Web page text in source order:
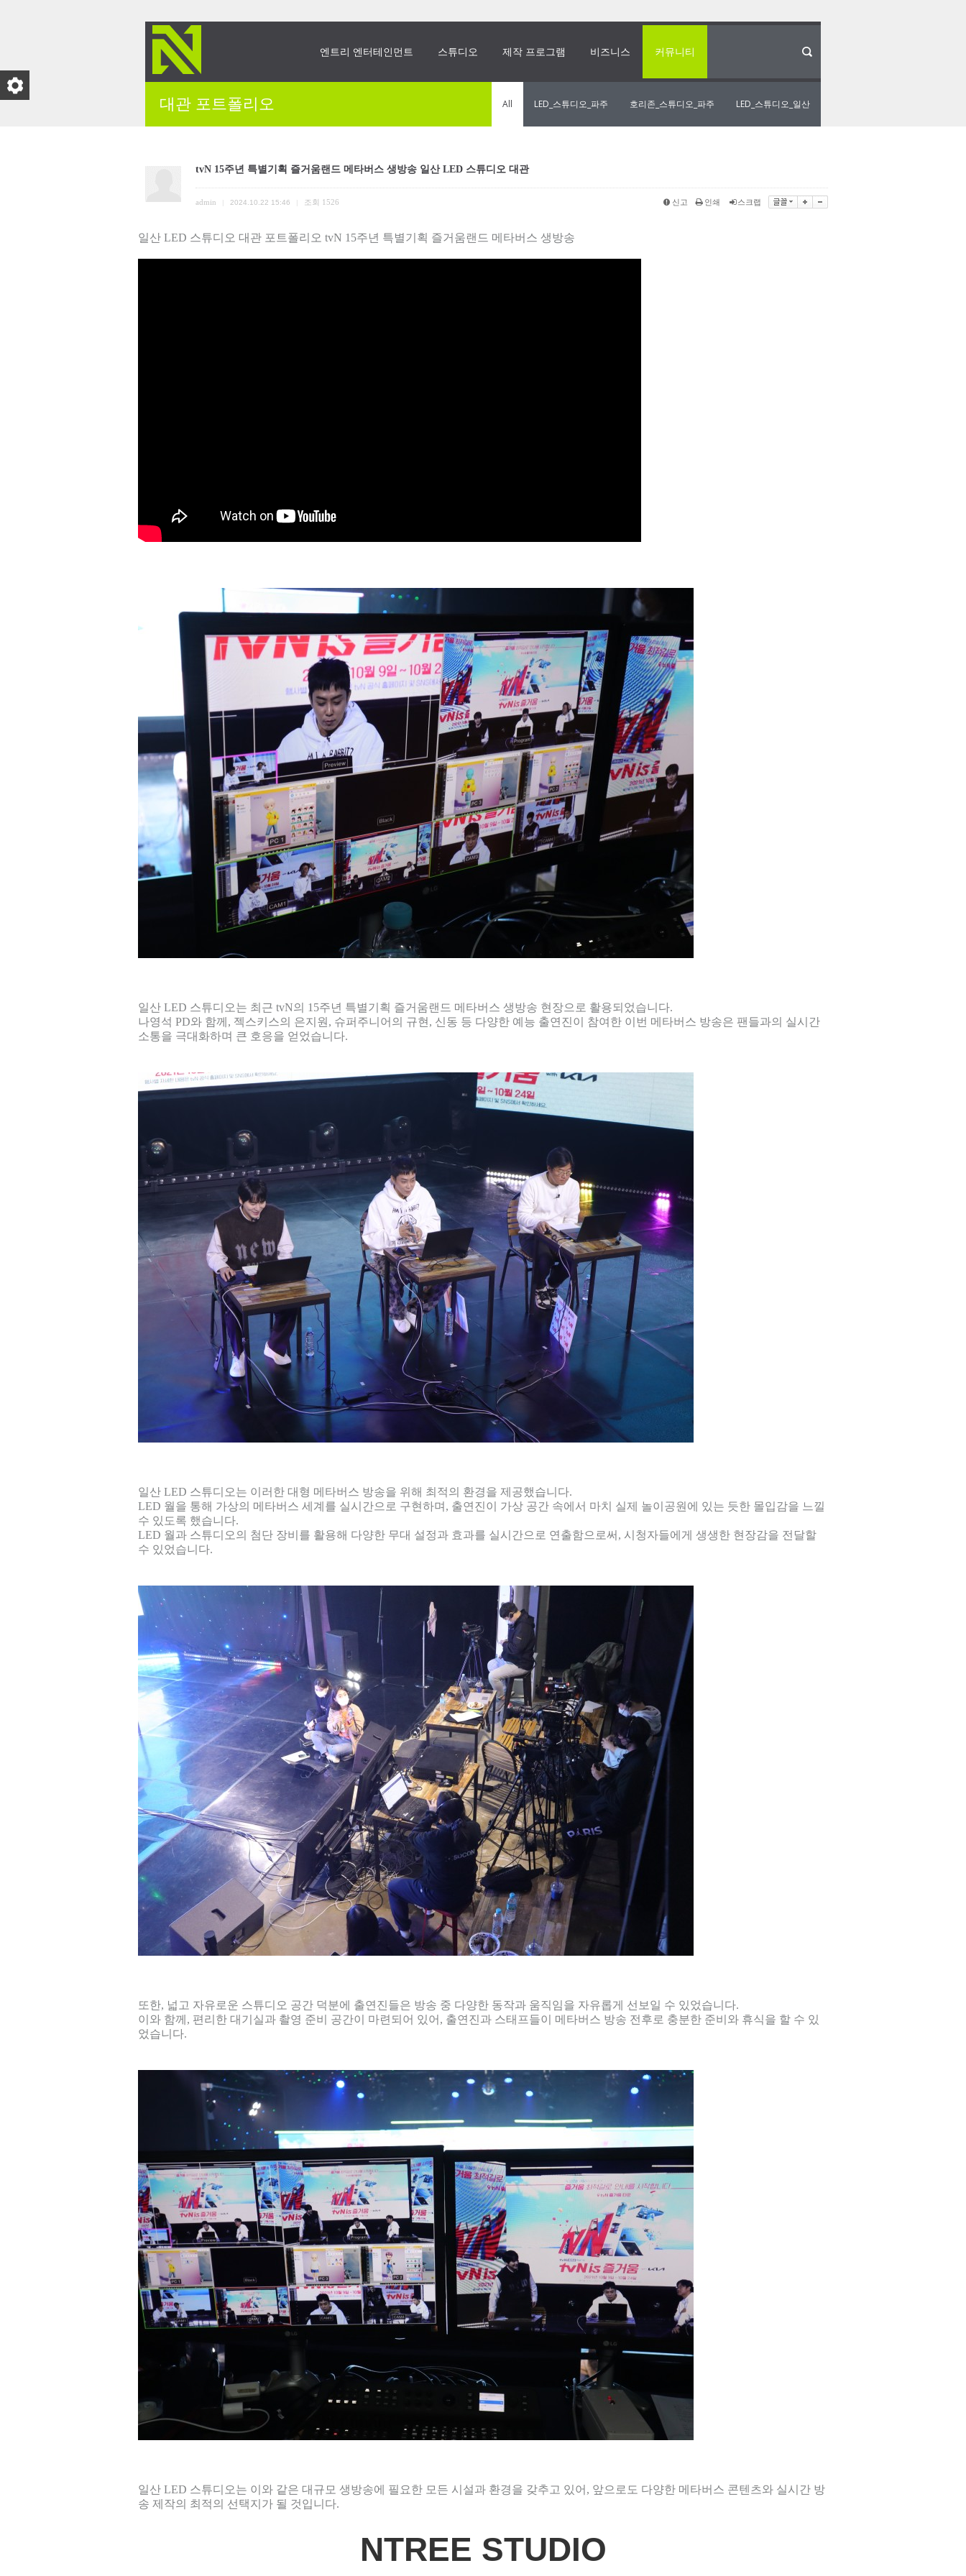
엔트리 엔터테인먼트 스튜디오 제작 프로그램 비즈니스 커뮤니티
대관 포트폴리오 All LED_스튜디오_파주 호리존_스튜디오_파주 LED_스튜디오_일산
tvN 15주년 특별기획 즐거움랜드 메타버스 생방송 일산 LED 스튜디오 대관
admin 2024.10.22 15:46 조회 1526 신고 인쇄 스크랩
일산 LED 스튜디오 대관 포트폴리오 tvN 15주년 특별기획 즐거움랜드 메타버스 생방송
일산 LED 스튜디오는 최근 tvN의 15주년 특별기획 즐거움랜드 메타버스 생방송 현장으로 활용되었습니다.
나영석 PD와 함께, 젝스키스의 은지원, 슈퍼주니어의 규현, 신동 등 다양한 예능 출연진이 참여한 이번 메타버스 방송은 팬들과의 실시간
소통을 극대화하며 큰 호응을 얻었습니다.
일산 LED 스튜디오는 이러한 대형 메타버스 방송을 위해 최적의 환경을 제공했습니다.
LED 월을 통해 가상의 메타버스 세계를 실시간으로 구현하며, 출연진이 가상 공간 속에서 마치 실제 놀이공원에 있는 듯한 몰입감을 느낄
수 있도록 했습니다.
LED 월과 스튜디오의 첨단 장비를 활용해 다양한 무대 설정과 효과를 실시간으로 연출함으로써, 시청자들에게 생생한 현장감을 전달할
수 있었습니다.
또한, 넓고 자유로운 스튜디오 공간 덕분에 출연진들은 방송 중 다양한 동작과 움직임을 자유롭게 선보일 수 있었습니다.
이와 함께, 편리한 대기실과 촬영 준비 공간이 마련되어 있어, 출연진과 스태프들이 메타버스 방송 전후로 충분한 준비와 휴식을 할 수 있
었습니다.
일산 LED 스튜디오는 이와 같은 대규모 생방송에 필요한 모든 시설과 환경을 갖추고 있어, 앞으로도 다양한 메타버스 콘텐츠와 실시간 방
송 제작의 최적의 선택지가 될 것입니다.
NTREE STUDIO